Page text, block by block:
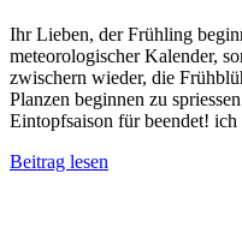
Ihr Lieben, der Frühling
meteorologischer Kalender,
zwischern wieder, die
Planzen beginnen zu
Eintopfsaison für beendet!
Beitrag lesen